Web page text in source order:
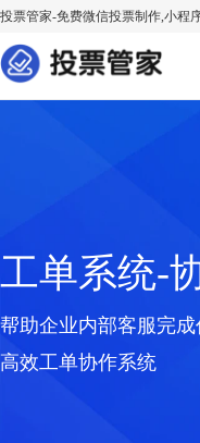
投票管家-免费微信投票制作,小程
工单系统-
帮助企业内部客服完
高效工单协作系统